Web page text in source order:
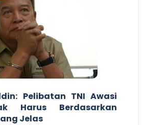
Pelibatan TNI Awasi
Harus Berdasarkan
Jelas